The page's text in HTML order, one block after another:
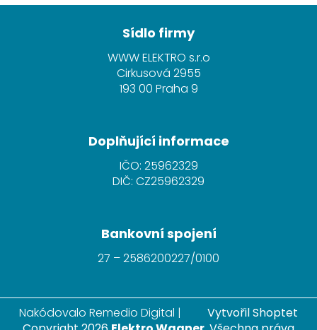
Z
Sídlo firmy
WWW ELEKTRO s.r.o
Cirkusová 2955
193 00 Praha 9
Doplňující informace
IČO: 25962329
DIČ: CZ25962329
Bankovní spojení
27 – 2586200227/0100
NakódovaloRemedio Digital |
Vytvořil Shoptet